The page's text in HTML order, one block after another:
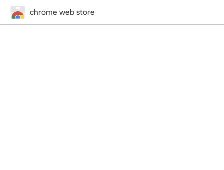
chrome web store